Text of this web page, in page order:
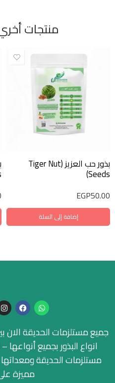
منتجات
بذور حب العزيز (Tiger Nut
Seeds)
EGP50.00
إضافة إلى السلة
جميع مستلزمات الحديقة
انواع البذور بجميع أنواعها
مستلزمات الحديقة
مميزة